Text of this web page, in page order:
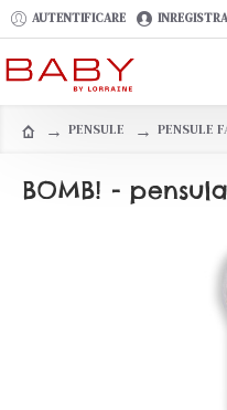
AUTENTIFICARE
PENSULE PENSULE
BOMB! -